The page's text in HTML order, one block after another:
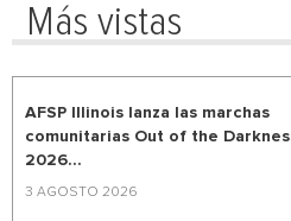
Más vistas
AFSP Illinois lanza las marchas
comunitarias Out of the
2026...
3 AGOSTO 2026